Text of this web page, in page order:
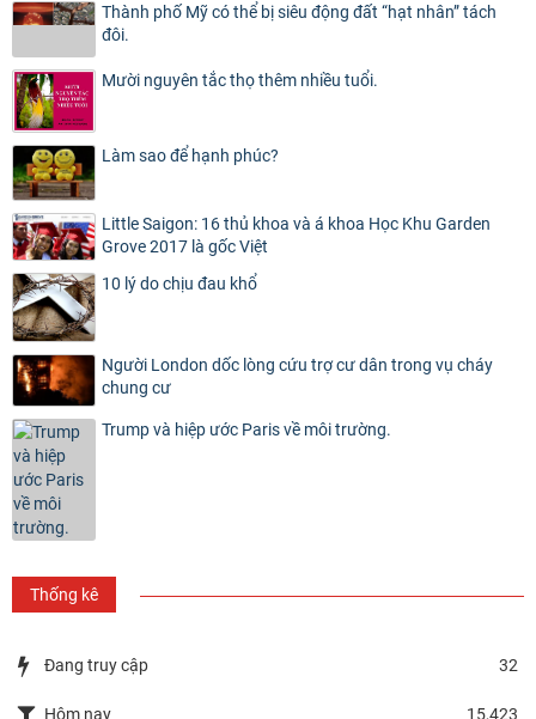
Thành phố Mỹ có thể bị siêu động đất “hạt nhân” tách
đôi.
Mười nguyên tắc thọ thêm nhiều tuổi.
Làm sao để hạnh phúc?
Little Saigon: 16 thủ khoa và á khoa Học Khu Garden
Grove 2017 là gốc Việt
10 lý do chịu đau khổ
Người London dốc lòng cứu trợ cư dân trong vụ cháy
chung cư
Trump và hiệp ước Paris về môi trường.
Thống kê
Đang truy cập 32
Hôm nay
15,423